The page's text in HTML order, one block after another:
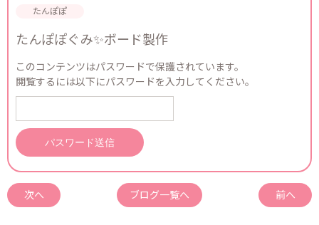
たんぽぽぐみ✨ボード製作
このコンテンツはパスワードで保護されています。
閲覧するには以下にパスワードを入力してください。
前へ
次へ ブログ一覧へ